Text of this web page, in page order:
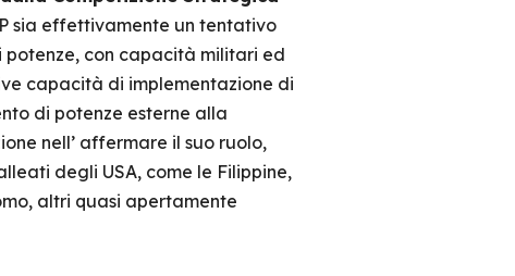
sia effettivamente un tentativo
con capacità militari ed
capacità di implementazione di
di potenze esterne alla
nell’ affermare il suo ruolo,
degli USA, come le Filippine,
altri quasi apertamente